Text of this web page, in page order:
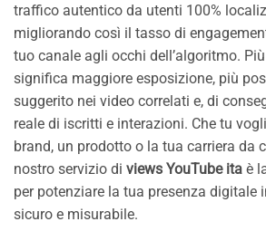
traffico autentico da utenti 100%
migliorando così il tasso di
tuo canale agli occhi dell’algoritmo.
significa maggiore esposizione, più
suggerito nei video correlati e, di
reale di iscritti e interazioni. Che tu
brand, un prodotto o la tua carriera da
nostro servizio di views YouTube ita è
per potenziare la tua presenza digitale
sicuro e misurabile.